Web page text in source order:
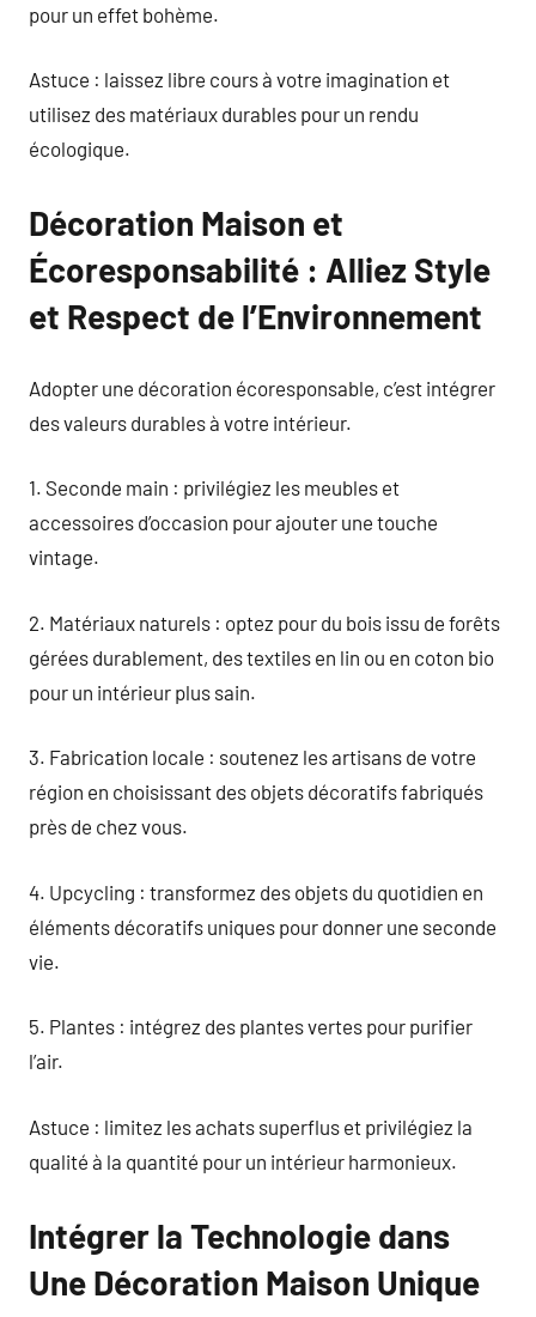
pour un effet bohème.
Astuce : laissez libre cours à votre imagination et
utilisez des matériaux durables pour un rendu
écologique.
Décoration Maison et
Écoresponsabilité : Alliez Style
et Respect de l’Environnement
Adopter une décoration écoresponsable, c’est intégrer
des valeurs durables à votre intérieur.
1. Seconde main : privilégiez les meubles et
accessoires d’occasion pour ajouter une touche
vintage.
2. Matériaux naturels : optez pour du bois issu de forêts
gérées durablement, des textiles en lin ou en coton bio
pour un intérieur plus sain.
3. Fabrication locale : soutenez les artisans de votre
région en choisissant des objets décoratifs fabriqués
près de chez vous.
4. Upcycling : transformez des objets du quotidien en
éléments décoratifs uniques pour donner une seconde
vie.
5. Plantes : intégrez des plantes vertes pour purifier
l’air.
Astuce : limitez les achats superflus et privilégiez la
qualité à la quantité pour un intérieur harmonieux.
Intégrer la Technologie dans
Une Décoration Maison Unique